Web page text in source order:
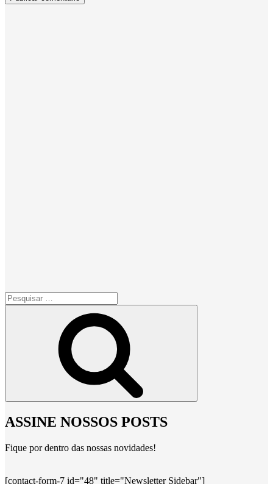
Pesquisar
por:
ASSINE NOSSOS POSTS
Fique por dentro das nossas novidades!
[contact-form-7 id="48" title="Newsletter Sidebar"]